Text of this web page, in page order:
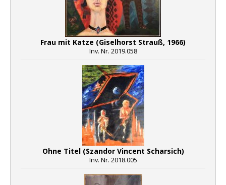
Frau mit Katze (Giselhorst Strauß, 1966)
Inv. Nr. 2019.058
Ohne Titel (Szandor Vincent Scharsich)
Inv. Nr. 2018.005